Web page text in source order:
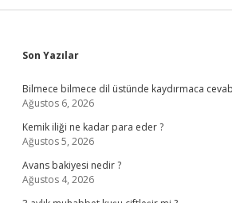
Sidebar
Son Yazılar
Bilmece bilmece dil üstünde kaydırmaca
Ağustos 6, 2026
Kemik iliği ne kadar para eder ?
Ağustos 5, 2026
Avans bakiyesi nedir ?
Ağustos 4, 2026